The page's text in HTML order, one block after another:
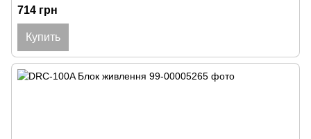
714 грн
Купить